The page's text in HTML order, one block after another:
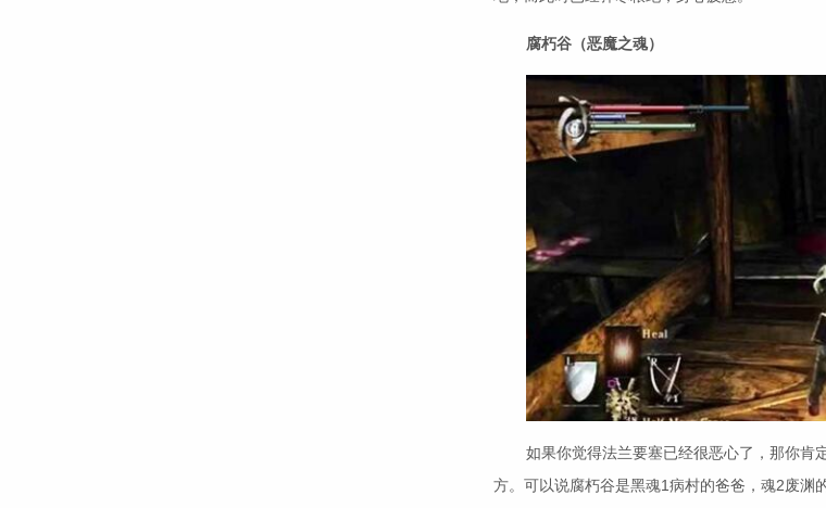
腐朽谷（恶魔之魂）
如果你觉得法兰要塞已经很恶心了，那你肯
方。可以说腐朽谷是黑魂1病村的爸爸，魂2废渊